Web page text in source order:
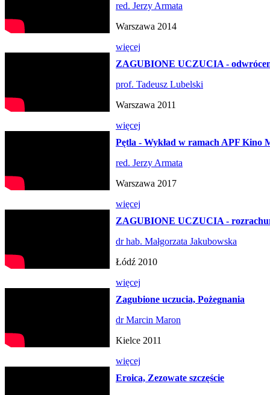
red. Jerzy Armata
Warszawa 2014
więcej
ZAGUBIONE UCZUCIA -
prof. Tadeusz Lubelski
Warszawa 2011
więcej
Pętla - Wykład w ramach APF Kino
red. Jerzy Armata
Warszawa 2017
więcej
ZAGUBIONE UCZUCIA -
dr hab. Małgorzata Jakubowska
Łódź 2010
więcej
Zagubione uczucia, Pożegnania
dr Marcin Maron
Kielce 2011
więcej
Eroica, Zezowate szczęście